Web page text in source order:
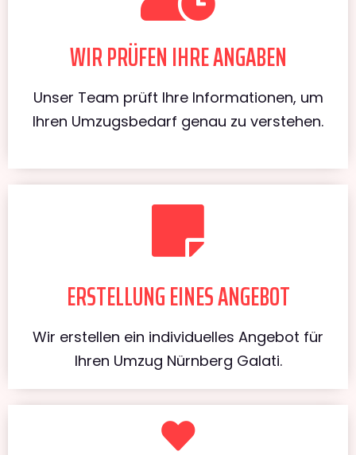
WIR PRÜFEN IHRE ANGABEN
Unser Team prüft Ihre Informationen, um
Ihren Umzugsbedarf genau zu verstehen.
ERSTELLUNG EINES ANGEBOT
Wir erstellen ein individuelles Angebot für
Ihren Umzug Nürnberg Galati.